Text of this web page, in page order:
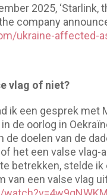
2025,
company
ukraine-affected-
vlag of niet?
ik een gesprek met
de oorlog in
de doelen van de
het een valse
betrekken, stelde
van een valse vlag